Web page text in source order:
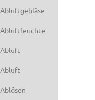
Abluftgebläse
Abluftfeuchte
Abluft
Abluft
Ablösen